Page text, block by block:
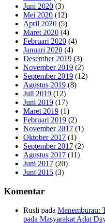
Juni 2020 (3)
Mei 2020 (12)
April 2020 (5)
Maret 2020 (4)
Februari 2020 (4)
Januari 2020 (4)
Desember 2019 (3)
November 2019 (2)
September 2019 (12)
Agustus 2019 (8)
Juli 2019 (12)
Juni 2019 (17)
Maret 2019 (1)
Februari 2019 (2)
November 2017 (1)
Oktober 2017 (1)
September 2017 (2)
Agustus 2017 (11)
Juni 2017 (20)
Juni 2015 (3)
Komentar
Rusli pada Menemburau:
pada Masyarakat Adat